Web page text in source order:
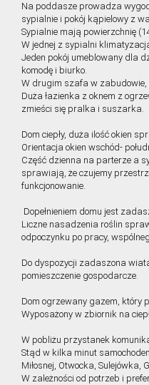
Na poddasze prowadza
sypialnie i pokój kąpielowy z
Sypialnie mają powierzchnię
W jednej z sypialni
Jeden pokój umeblowany dla
komodę i biurko.
W drugim szafa w zabudowie,
Duża łazienka z oknem z
zmieści się pralka i suszarka.
Dom ciepły, duża ilość okien
Orientacja okien wschód-
Część dzienna na parterze a
sprawiają, że czujemy
funkcjonowanie.
Dopełnieniem domu jest
Liczne nasadzenia roślin
odpoczynku po pracy,
Do dyspozycji zadaszona
pomieszczenie gospodarcze.
Dom ogrzewany gazem, który
Wyposażony w zbiornik na
W pobliżu przystanek
Stąd w kilka minut
Miłosnej, Otwocka, Sulejówka,
W zależności od potrzeb i